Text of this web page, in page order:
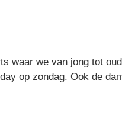
waar we van jong tot
op zondag. Ook de